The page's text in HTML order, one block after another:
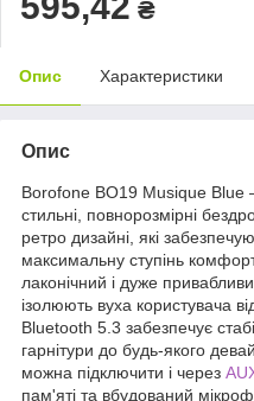
₴
Опис Характеристики
Опис
Borofone BO19 Musique Blue –
стильні, повнорозмірні
ретро дизайні, які
максимальну ступінь
лаконічний і дуже
ізолюють вуха користувача
Bluetooth 5.3 забезпечує
гарнітури до будь-якого
можна підключити і через
пам'яті та вбудований